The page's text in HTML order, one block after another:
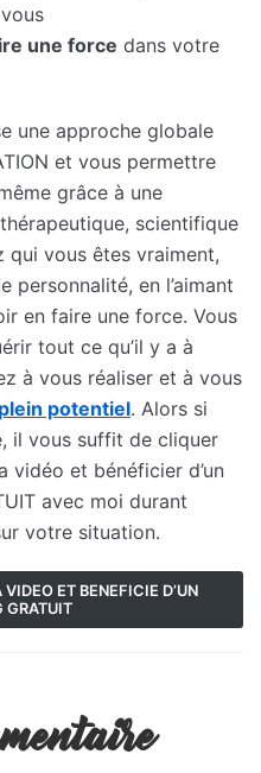
une force dans votre
une approche globale
et vous permettre
grâce à une
scientifique
qui vous êtes vraiment,
en l’aimant
en faire une force. Vous
tout ce qu’il y a à
à vous réaliser et à vous
potentiel. Alors si
il vous suffit de cliquer
vidéo et bénéficier d’un
avec moi durant
votre situation.
ET BENEFICIE D’UN
GRATUIT